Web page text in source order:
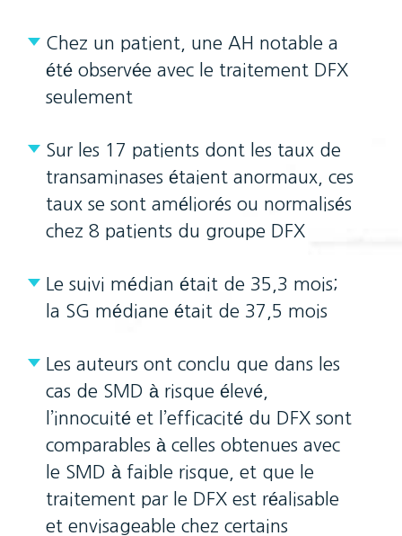
Chez un patient, une AH notable a
été observée avec le traitement DFX
seulement
Sur les 17 patients dont les taux de
transaminases étaient anormaux, ces
taux se sont améliorés ou normalisés
chez 8 patients du groupe DFX
Le suivi médian était de 35,3 mois;
la SG médiane était de 37,5 mois
Les auteurs ont conclu que dans les
cas de SMD à risque élevé,
l’innocuité et l’efficacité du DFX sont
comparables à celles obtenues avec
le SMD à faible risque, et que le
traitement par le DFX est réalisable
et envisageable chez certains